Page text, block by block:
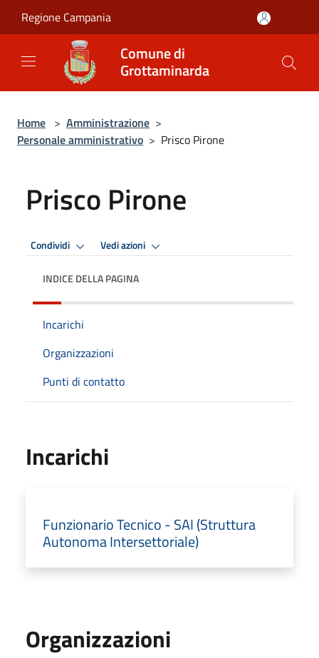
Regione Campania
Comune di
Grottaminarda
Home > Amministrazione >
Personale amministrativo > Prisco Pirone
Prisco Pirone
Condividi Vedi azioni
INDICE DELLA PAGINA
Incarichi
Organizzazioni
Punti di contatto
Incarichi
Funzionario Tecnico - SAI (Struttura
Autonoma Intersettoriale)
Organizzazioni